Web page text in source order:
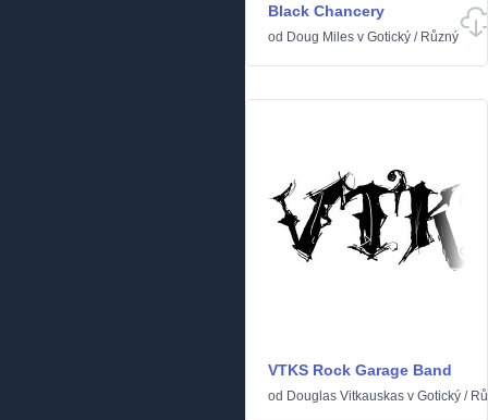
Black Chancery
od Doug Miles v Gotický / Různý
VTKS Rock Garage Band
od Douglas Vitkauskas v Gotický /